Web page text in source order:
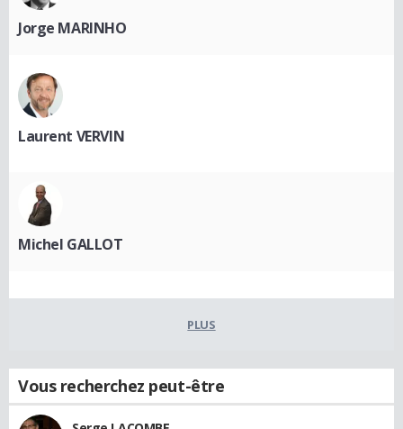
Jorge MARINHO
Laurent VERVIN
Michel GALLOT
PLUS
Vous recherchez peut-être